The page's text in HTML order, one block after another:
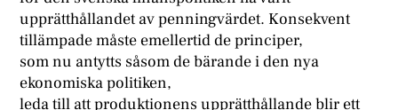
upprätthållandet av penningvärdet. Konsekvent
tillämpade måste emellertid de principer,
som nu antytts såsom de bärande i den nya
ekonomiska politiken,
leda till att produktionens upprätthållande blir ett